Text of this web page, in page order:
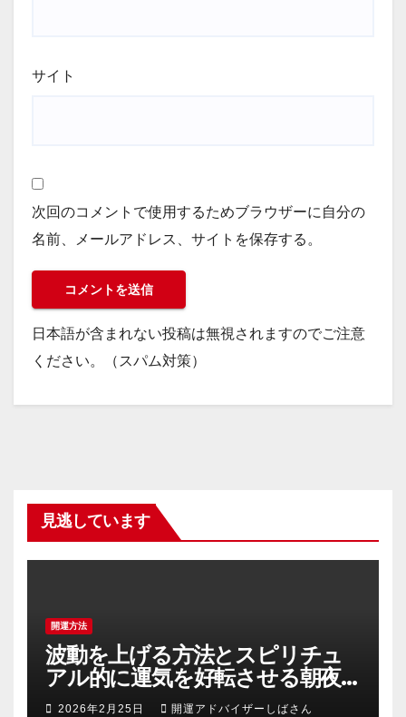
サイト
次回のコメントで使用するためブラウザーに自分の
名前、メールアドレス、サイトを保存する。
日本語が含まれない投稿は無視されますのでご注意
ください。（スパム対策）
見逃しています
開運方法
波動を上げる方法とスピリチュ
アル的に運気を好転させる朝夜
の具体的習慣
2026年2月25日 開運アドバイザーしばさん